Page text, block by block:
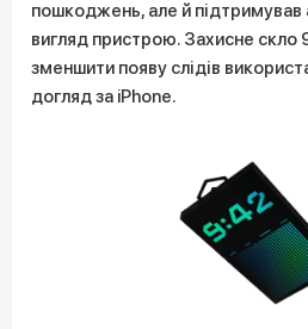
пошкоджень, але й підтримував
вигляд пристрою. Захисне
зменшити появу слідів
догляд за iPhone.